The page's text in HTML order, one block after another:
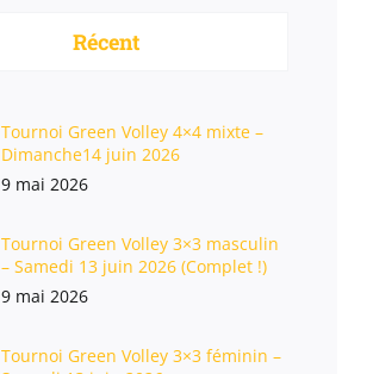
Récent
Tournoi Green Volley 4×4 mixte –
Dimanche14 juin 2026
9 mai 2026
Tournoi Green Volley 3×3 masculin
– Samedi 13 juin 2026 (Complet !)
9 mai 2026
Tournoi Green Volley 3×3 féminin –